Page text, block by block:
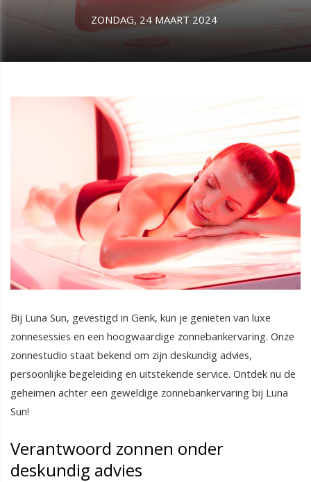
ZONDAG, 24 MAART 2024
Bij Luna Sun, gevestigd in Genk, kun je genieten van luxe
zonnesessies en een hoogwaardige zonnebankervaring. Onze
zonnestudio staat bekend om zijn deskundig advies,
persoonlijke begeleiding en uitstekende service. Ontdek nu de
geheimen achter een geweldige zonnebankervaring bij Luna
Sun!
Verantwoord zonnen onder
deskundig advies